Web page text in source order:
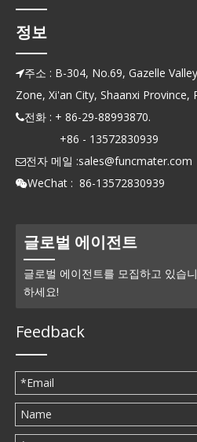
정보
주소 : B-304, No.69, Gazelle
Zone, Xi'an City, Shaanxi Province,
전화 : + 86-29-88993870.
+86 - 13572830939
전자 메일 :sales@funcmater.com
WeChat : 86-13572830939
글로벌 에이전트
글로벌 에이전트를 모집하고 있습
하세요!
Feedback